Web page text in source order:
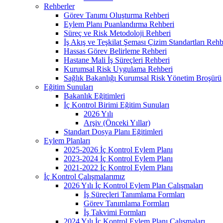
Rehberler
Görev Tanımı Oluşturma Rehberi
Eylem Planı Puanlandırma Rehberi
Süreç ve Risk Metodoloji Rehberi
İş Akış ve Teşkilat Şeması Çizim Standartları
Hassas Görev Belirleme Rehberi
Hastane Mali İş Süreçleri Rehberi
Kurumsal Risk Uygulama Rehberi
Sağlık Bakanlığı Kurumsal Risk Yönetim Broşürü
Eğitim Sunuları
Bakanlık Eğitimleri
İç Kontrol Birimi Eğitim Sunuları
2026 Yılı
Arşiv (Önceki Yıllar)
Standart Dosya Planı Eğitimleri
Eylem Planları
2025-2026 İç Kontrol Eylem Planı
2023-2024 İç Kontrol Eylem Planı
2021-2022 İç Kontrol Eylem Planı
İç Kontrol Çalışmalarımız
2026 Yılı İç Kontrol Eylem Plan Çalışmaları
İş Süreçleri Tanımlama Formları
Görev Tanımlama Formları
İş Takvimi Formları
2024 Yılı İç Kontrol Eylem Planı Çalışmaları